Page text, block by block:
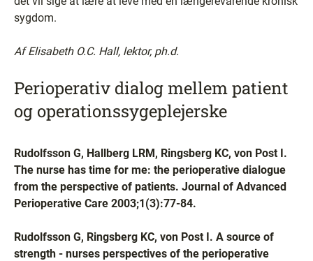
sygdom.
Af Elisabeth O.C. Hall, lektor, ph.d.
Perioperativ dialog mellem patient
og operationssygeplejerske
Rudolfsson G, Hallberg LRM, Ringsberg KC, von Post I.
The nurse has time for me: the perioperative dialogue
from the perspective of patients. Journal of Advanced
Perioperative Care 2003;1(3):77-84.
Rudolfsson G, Ringsberg KC, von Post I. A source of
strength - nurses perspectives of the perioperative